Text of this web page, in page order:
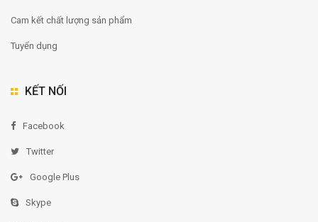
Cam kết chất lượng sản phẩm
Tuyển dụng
KẾT NỐI
Facebook
Twitter
Google Plus
Skype